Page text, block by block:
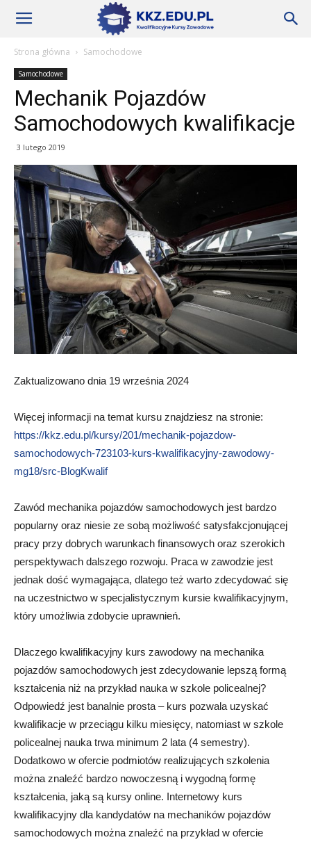
Szkoły
KKZ
Aktualności
Strona główna Samochodowe
Samochodowe
Mechanik Pojazdów
Samochodowych kwalifikacje
3 lutego 2019
Zaktualizowano dnia 19 września 2024
Więcej informacji na temat kursu znajdziesz na stronie:
https://kkz.edu.pl/kursy/201/mechanik-pojazdow-
samochodowych-723103-kurs-kwalifikacyjny-zawodowy-
mg18/src-BlogKwalif
Zawód mechanika pojazdów samochodowych jest bardzo
popularny oraz niesie ze sobą możliwość satysfakcjonującej
pracy przy dobrych warunkach finansowych oraz szerokich
perspektywach dalszego rozwoju. Praca w zawodzie jest
jednak dość wymagająca, dlatego też warto zdecydować się
na uczestnictwo w specjalistycznym kursie kwalifikacyjnym,
który umożliwia zdobycie uprawnień.
Dlaczego kwalifikacyjny kurs zawodowy na mechanika
pojazdów samochodowych jest zdecydowanie lepszą formą
kształcenia niż na przykład nauka w szkole policealnej?
Odpowiedź jest banalnie prosta – kurs pozwala uzyskać
kwalifikacje w przeciągu kilku miesięcy, natomiast w szkole
policealnej nauka trwa minimum 2 lata (4 semestry).
Dodatkowo w ofercie podmiotów realizujących szkolenia
można znaleźć bardzo nowoczesną i wygodną formę
kształcenia, jaką są kursy online. Internetowy kurs
kwalifikacyjny dla kandydatów na mechaników pojazdów
samochodowych można znaleźć na przykład w ofercie